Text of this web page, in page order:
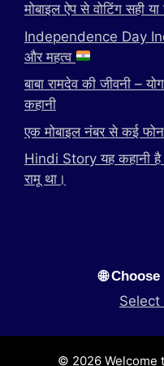
मोबाइल ऐप से वोटिंग सही
Independence Day
और महत्व
बाबा रामदेव की जीवनी –
कहानी
एक मोबाइल नंबर से कई
Hindi Story यह कहानी है
रामू था।
🌐
Select
© 2026 Welcome